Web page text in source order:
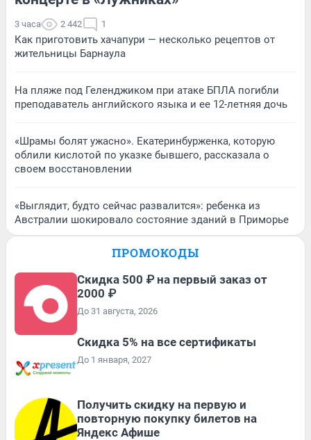
3 часа 2 442 1
Как приготовить хачапури — несколько рецептов от
жительницы Барнаула
На пляже под Геленджиком при атаке БПЛА погибли
преподаватель английского языка и ее 12-летняя дочь
«Шрамы болят ужасно». Екатеринбурженка, которую
облили кислотой по указке бывшего, рассказала о
своем восстановлении
«Выглядит, будто сейчас развалится»: ребенка из
Австралии шокировало состояние зданий в Приморье
ПРОМОКОДЫ
Скидка 500 ₽ на первый заказ от
2000 ₽
До 31 августа, 2026
Скидка 5% на все сертификаты
До 1 января, 2027
Получить скидку на первую и
повторную покупку билетов на
Яндекс Афише